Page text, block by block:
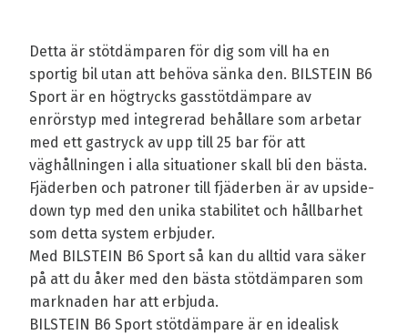
Detta är stötdämparen för dig som vill ha en
sportig bil utan att behöva sänka den. BILSTEIN B6
Sport är en högtrycks gasstötdämpare av
enrörstyp med integrerad behållare som arbetar
med ett gastryck av upp till 25 bar för att
väghållningen i alla situationer skall bli den bästa.
Fjäderben och patroner till fjäderben är av upside-
down typ med den unika stabilitet och hållbarhet
som detta system erbjuder.
Med BILSTEIN B6 Sport så kan du alltid vara säker
på att du åker med den bästa stötdämparen som
marknaden har att erbjuda.
BILSTEIN B6 Sport stötdämpare är en idealisk